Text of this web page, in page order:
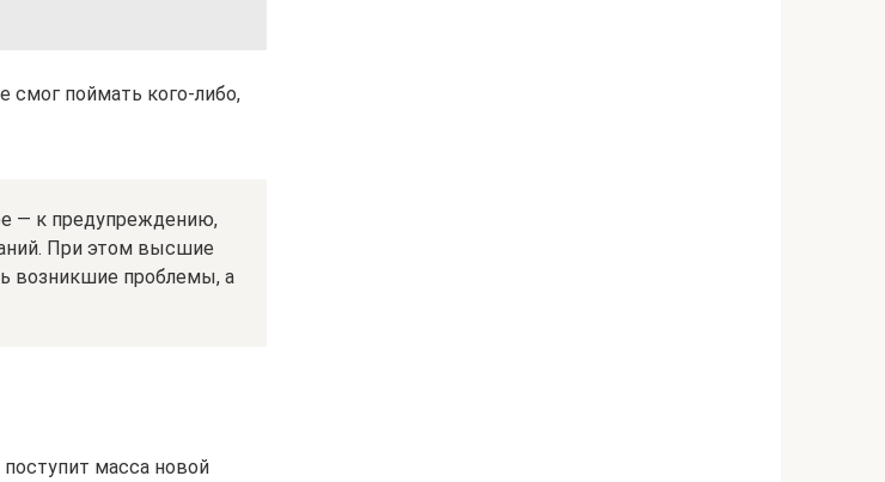
смог поймать кого-либо,
— к предупреждению,
При этом высшие
возникшие проблемы, а
масса новой